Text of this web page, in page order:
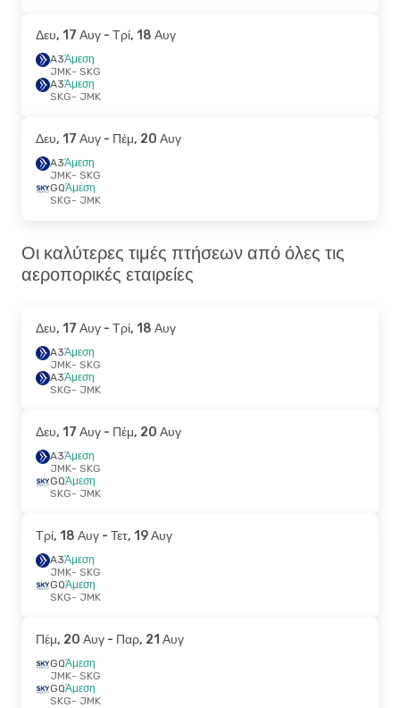
Δευ, 17 Αυγ - Τρί, 18 Αυγ
A3Άμεση
JMK- SKG
A3Άμεση
SKG- JMK
Δευ, 17 Αυγ - Πέμ, 20 Αυγ
A3Άμεση
JMK- SKG
GQΆμεση
SKG- JMK
Οι καλύτερες τιμές πτήσεων από όλες τις
αεροπορικές εταιρείες
Δευ, 17 Αυγ - Τρί, 18 Αυγ
A3Άμεση
JMK- SKG
A3Άμεση
SKG- JMK
Δευ, 17 Αυγ - Πέμ, 20 Αυγ
A3Άμεση
JMK- SKG
GQΆμεση
SKG- JMK
Τρί, 18 Αυγ - Τετ, 19 Αυγ
A3Άμεση
JMK- SKG
GQΆμεση
SKG- JMK
Πέμ, 20 Αυγ - Παρ, 21 Αυγ
GQΆμεση
JMK- SKG
GQΆμεση
SKG- JMK